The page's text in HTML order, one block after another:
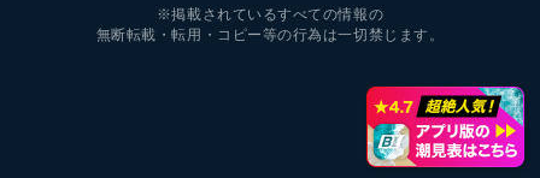
※掲載されているすべての情報の
無断転載・転用・コピー等の行為は一切禁じます。